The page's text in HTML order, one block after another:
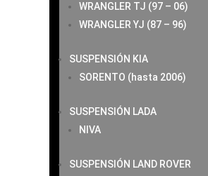
WRANGLER TJ (97 – 06)
WRANGLER YJ (87 – 96)
SUSPENSIÓN KIA
SORENTO (hasta 2006)
SUSPENSIÓN LADA
NIVA
SUSPENSIÓN LAND ROVER